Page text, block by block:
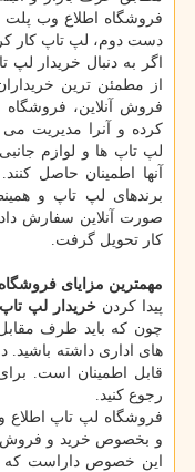
فروشگاه اطلاع وب
دست دوم، لپ تاپ کار
اگر به دنبال خریدار
از مطمئن ترین
فروش آنلاین، فروشگاه
کرده و آنرا مدیریت می
لپ تاپ ها و لوازم
آنها اطمینان حاصل
برندهای لپ تاپ و
صورت آنلاین سفارش
کار تحویل گرفت.
مهمترین مزایای
پیدا کردن خریدار لپ
چون که باید طرف مقابل
های اداری داشته باشید.
قابل اطمینان است.
رجوع کنید.
و بخصوص خرید و فروش
این خصوص داراست که